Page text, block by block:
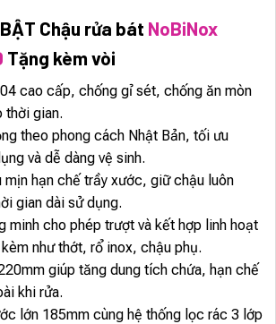
Chậu rửa bát NoBiNox
Tặng kèm vòi
cao cấp, chống gỉ sét, chống ăn mòn
thời gian.
theo phong cách Nhật Bản, tối ưu
và dễ dàng vệ sinh.
mịn hạn chế trầy xước, giữ chậu luôn
gian dài sử dụng.
minh cho phép trượt và kết hợp linh hoạt
như thớt, rổ inox, chậu phụ.
giúp tăng dung tích chứa, hạn chế
khi rửa.
lớn 185mm cùng hệ thống lọc rác 3 lớp